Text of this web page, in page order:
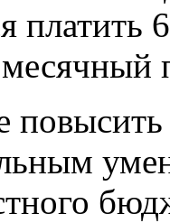
платить
повысить